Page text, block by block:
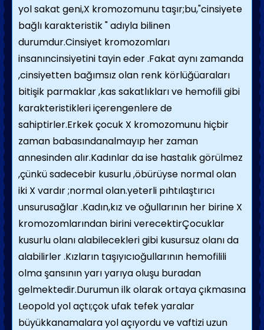
yol sakat geni,X kromozomunu taşır;bu,"cinsiyete
bağlı karakteristik " adıyla bilinen
durumdur.Cinsiyet kromozomları
insanıncinsiyetini tayin eder .Fakat aynı zamanda
,cinsiyetten bağımsız olan renk körlüğüaraları
bitişik parmaklar ,kas sakatlıkları ve hemofili gibi
karakteristikleri içerengenlere de
sahiptirler.Erkek çocuk X kromozomunu hiçbir
zaman babasındanalmayıp her zaman
annesinden alır.Kadınlar da ise hastalık görülmez
,çünkü sadecebir kusurlu ,öbürüyse normal olan
iki X vardır ;normal olan.yeterli pıhtılaştırıcı
unsurusağlar .Kadın,kız ve oğullarının her birine X
kromozomlarından birini verecektirÇocuklar
kusurlu olanı alabilecekleri gibi kusursuz olanı da
alabilirler .Kızların taşıyıcıoğullarının hemofilili
olma şansının yarı yarıya oluşu buradan
gelmektedir.Durumun ilk olarak ortaya çıkmasına
Leopold yol açtı;çok ufak tefek yaralar
büyükkanamalara yol açıyordu ve vaftizi uzun